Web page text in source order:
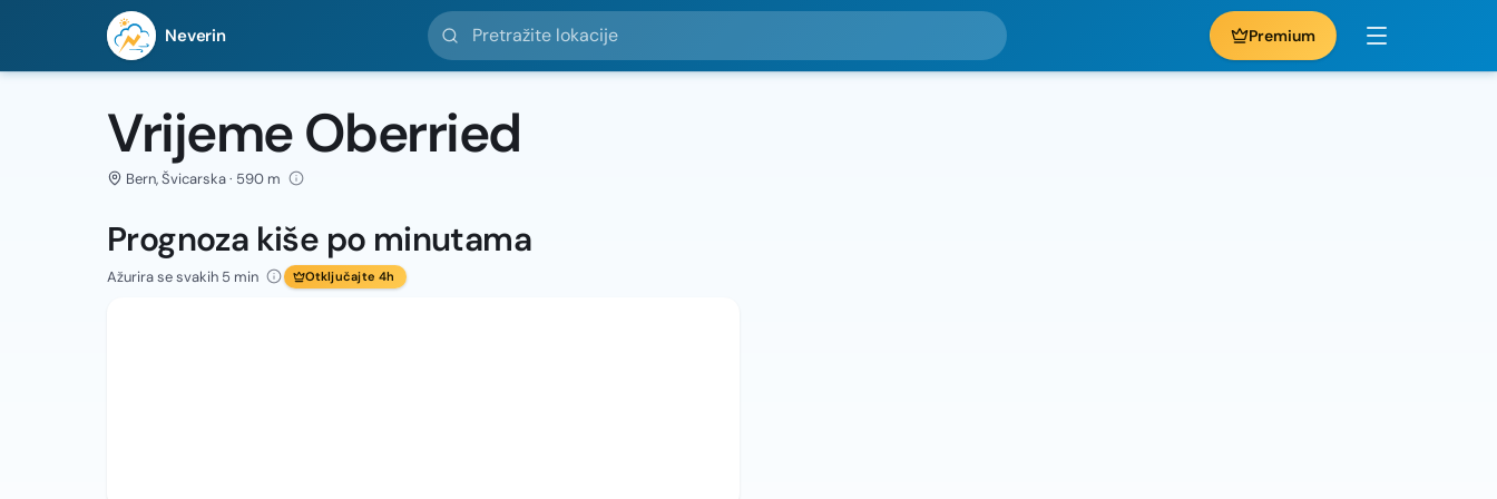
Neverin
Pretražite lokacije
Premium
Vrijeme Oberried
Bern, Švicarska · 590 m
Prognoza kiše po minutama
Ažurira se svakih 5 min Otključajte 4h